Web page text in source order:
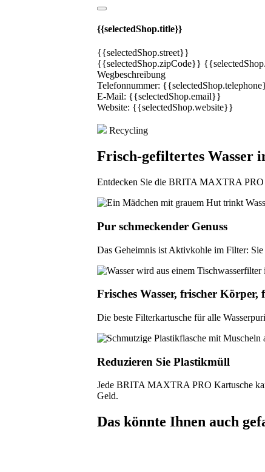
{{selectedShop.title}}
{{selectedShop.street}}
{{selectedShop.zipCode}}
Wegbeschreibung
Telefonnummer:
E-Mail: {{selectedShop.email}}
Website: {{selectedShop.website}}
Recycling
Frisch-gefiltertes Wasser
Entdecken Sie die BRITA MAXTRA
Pur schmeckender Genuss
Das Geheimnis ist Aktivkohle im Filter: Sie
Frisches Wasser, frischer Körper,
Die beste Filterkartusche für alle
Reduzieren Sie Plastikmüll
Jede BRITA MAXTRA PRO Kartusche
Geld.
Das könnte Ihnen auch